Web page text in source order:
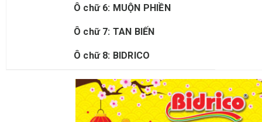
Ô chữ 6: MUỘN PHIỀN
Ô chữ 7: TAN BIẾN
Ô chữ 8: BIDRICO